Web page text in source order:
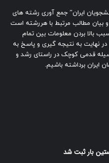
ایران” جمع آوری رشته های
بیان مطالب مرتبط با هررشته است
بالا بردن معلومات بین تمام
نهایت به نتیجه گیری و پاسخ به
قدمی کوچک در راستای رشد و
ایران برداشته باشیم.